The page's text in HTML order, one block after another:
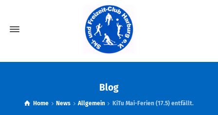
Blog
Home News Allgemein KiTu Mai-Ferien (17.5) entfällt.